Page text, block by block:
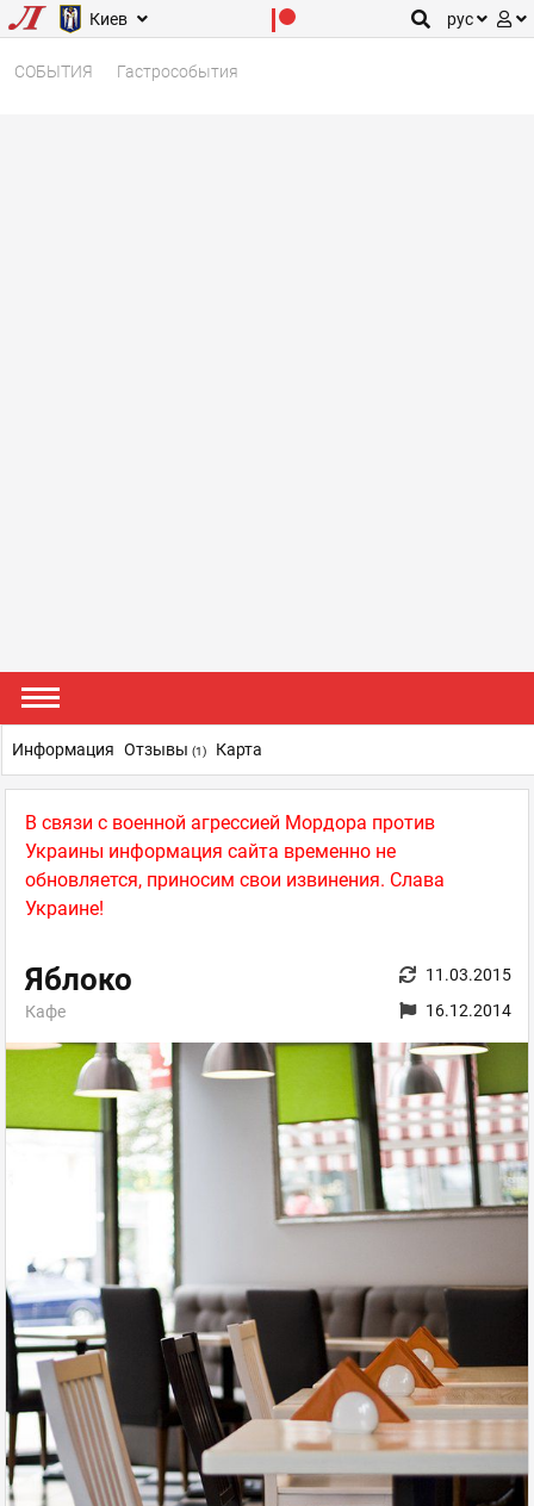
Киев рус
СОБЫТИЯ Гастрособытия
В связи с военной агрессией Мордора против
Украины информация сайта временно не
обновляется, приносим свои извинения. Слава
Украине!
Яблоко
Кафе
11.03.2015
16.12.2014
Информация Отзывы (1) Карта